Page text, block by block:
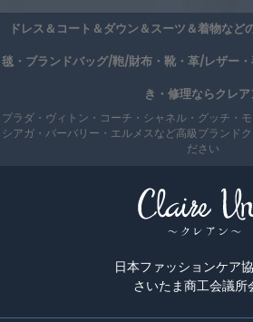
ドレス＆コート＆ダウン＆スーツ＆着物など
毯・ブランドバッグ/鞄/財布・靴・革/レザー
き・修理ならクレア
プラダ・ヴィトン・コーチ・シャネル・グッチ・
シアガ・バーバリー・エルメスなど高級ブランド
ださい
日本ファッションケア
さいたま商工会議所